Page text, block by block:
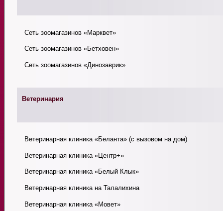
Сеть зоомагазинов «Марквет»
Сеть зоомагазинов «Бетховен»
Сеть зоомагазинов «Динозаврик»
Ветеринария
Ветеринарная клиника «Беланта» (с вызовом на дом)
Ветеринарная клиника «Центр+»
Ветеринарная клиника «Белый Клык»
Ветеринарная клиника на Талалихина
Ветеринарная клиника «Мовет»